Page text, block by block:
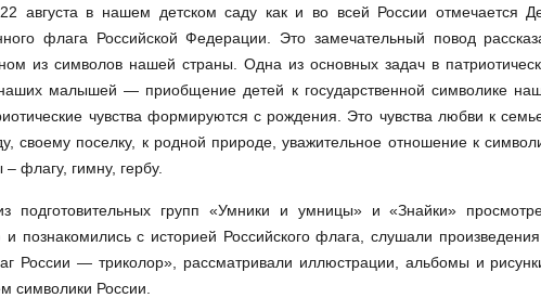
августа в нашем детском саду как и во всей России отмечается
флага Российской Федерации. Это замечательный повод
из символов нашей страны. Одна из основных задач в
малышей — приобщение детей к государственной символике
чувства формируются с рождения. Это чувства любви к
своему поселку, к родной природе, уважительное отношение к
флагу, гимну, гербу.
групп «Умники и умницы» и «Знайки»
и познакомились с историей Российского флага, слушали произведения
России — триколор», рассматривали иллюстрации, альбомы и
символики России.